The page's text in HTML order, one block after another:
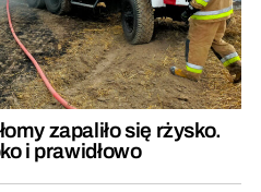
zapaliło się rżysko.
i prawidłowo